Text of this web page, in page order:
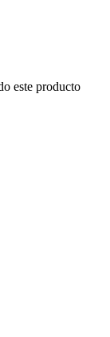
este producto